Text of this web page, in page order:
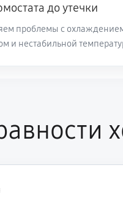
до утечки
проблемы с
и нестабильной